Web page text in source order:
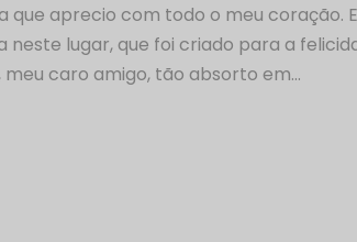
que aprecio com todo o meu coração.
neste lugar, que foi criado para a
meu caro amigo, tão absorto em...